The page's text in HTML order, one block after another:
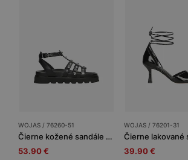
WOJAS / 76260-51
Čierne kožené sandále so striebornými nitmi
53.90 €
WOJAS / 76201-31
39.90 €